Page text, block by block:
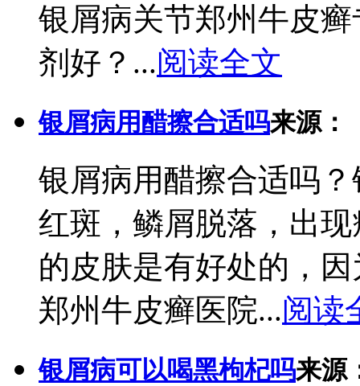
银屑病关节郑州牛皮
剂好？...阅读全文
银屑病用醋擦合适吗来源：
银屑病用醋擦合适吗
红斑，鳞屑脱落，出
的皮肤是有好处的，
郑州牛皮癣医院...阅读
银屑病可以喝黑枸杞吗来源